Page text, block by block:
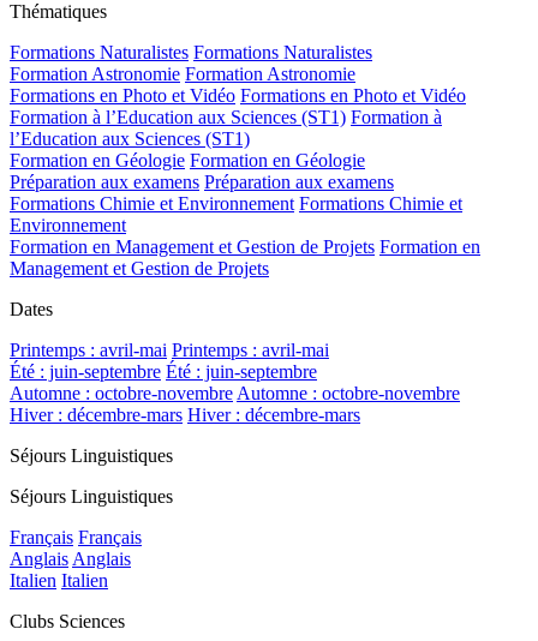
Thématiques
Formations Naturalistes Formations Naturalistes
Formation Astronomie Formation Astronomie
Formations en Photo et Vidéo Formations en Photo et Vidéo
Formation à l’Education aux Sciences (ST1) Formation à
l’Education aux Sciences (ST1)
Formation en Géologie Formation en Géologie
Préparation aux examens Préparation aux examens
Formations Chimie et Environnement Formations Chimie et
Environnement
Formation en Management et Gestion de Projets Formation en
Management et Gestion de Projets
Dates
Printemps : avril-mai Printemps : avril-mai
Été : juin-septembre Été : juin-septembre
Automne : octobre-novembreAutomne : octobre-novembre
Hiver : décembre-mars Hiver : décembre-mars
Séjours Linguistiques
Séjours Linguistiques
Français Français
AnglaisAnglais
Italien Italien
Clubs Sciences